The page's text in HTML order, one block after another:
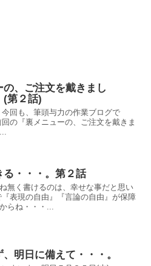
の、ご注文を戴きまし
(第２話)
回も、筆頭与力の作業ブログで
の『裏メニューの、ご注文を戴きま
る・・・。第２話
無く書けるのは、幸せな事だと思い
『表現の自由』『言論の自由』が保障
らね・・・...
、明日に備えて・・・。